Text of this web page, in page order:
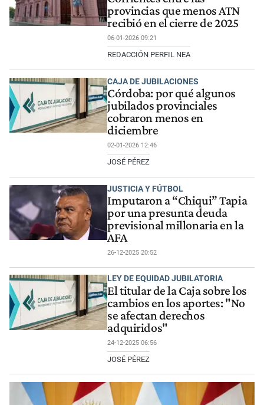
provincias que menos ATN
recibió en el cierre de 2025
06-01-2026 09:21
REDACCIÓN PERFIL NEA
CAJA DE JUBILACIONES
Córdoba: por qué algunos
jubilados provinciales
cobraron menos en
diciembre
02-01-2026 12:46
JOSÉ PÉREZ
JUSTICIA Y FÚTBOL
Imputaron a “Chiqui” Tapia
por una presunta deuda
previsional millonaria en la
AFA
26-12-2025 20:52
LEY DE EQUIDAD JUBILATORIA
El titular de la Caja sobre los
cambios en los aportes: "No
se afectan derechos
adquiridos"
24-12-2025 06:56
JOSÉ PÉREZ